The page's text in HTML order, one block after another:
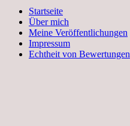
Startseite
Über mich
Meine Veröffentlichungen
Impressum
Echtheit von Bewertungen